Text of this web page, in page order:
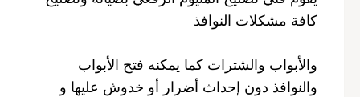
كافة مشكلات النوافذ
والأبواب والشترات كما يمكنه فتح الأبواب
والنوافذ دون إحداث أضرار أو خدوش عليها و